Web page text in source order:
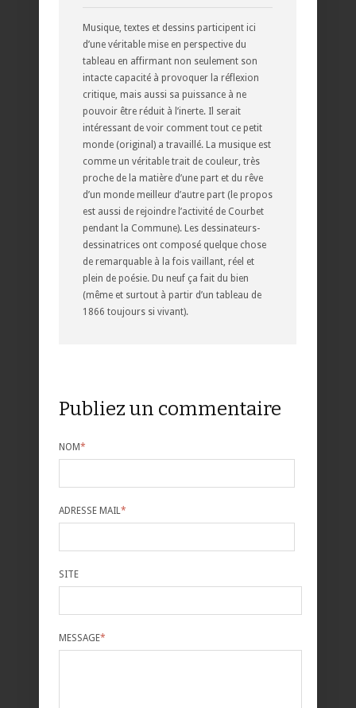
Musique, textes et dessins participent ici
d’une véritable mise en perspective du
tableau en affirmant non seulement son
intacte capacité à provoquer la réflexion
critique, mais aussi sa puissance à ne
pouvoir être réduit à l’inerte. Il serait
intéressant de voir comment tout ce petit
monde (original) a travaillé. La musique est
comme un véritable trait de couleur, très
proche de la matière d’une part et du rêve
d’un monde meilleur d’autre part (le propos
est aussi de rejoindre l’activité de Courbet
pendant la Commune). Les dessinateurs-
dessinatrices ont composé quelque chose
de remarquable à la fois vaillant, réel et
plein de poésie. Du neuf ça fait du bien
(même et surtout à partir d’un tableau de
1866 toujours si vivant).
Publiez un commentaire
NOM*
ADRESSE MAIL*
SITE
MESSAGE*